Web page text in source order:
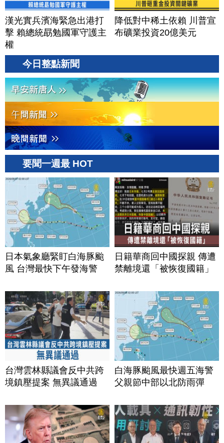
漢光實兵濱海緊急出港打
擊 賴總統勗勉國軍守護主
權
降低對中稀土依賴 川普宣
布礦業投資20億美元
今日整點新聞
要聞一週最 HOT
日本氣象廳緊盯白海豚颱
風 台灣最快下午發海警
日籍華商回中國探親 傳遭
禁離境還「被恢復國籍」
台灣雲林縣議會反中共跨
境鎮壓提案 無異議通過
白海豚颱風最快週五海警
父親節中部以北防雨彈